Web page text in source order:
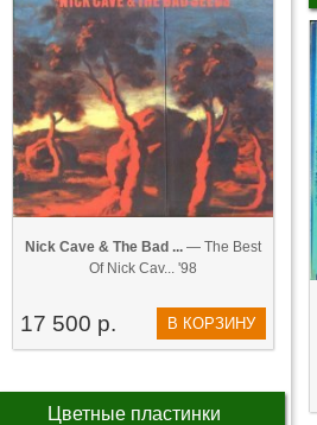
Nick Cave & The Bad ... — The Best
Of Nick Cav... '98
17 500 р. В КОРЗИНУ
Цветные пластинки